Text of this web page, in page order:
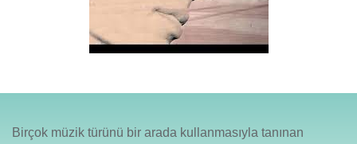
Birçok müzik türünü bir arada kullanmasıyla tanınan